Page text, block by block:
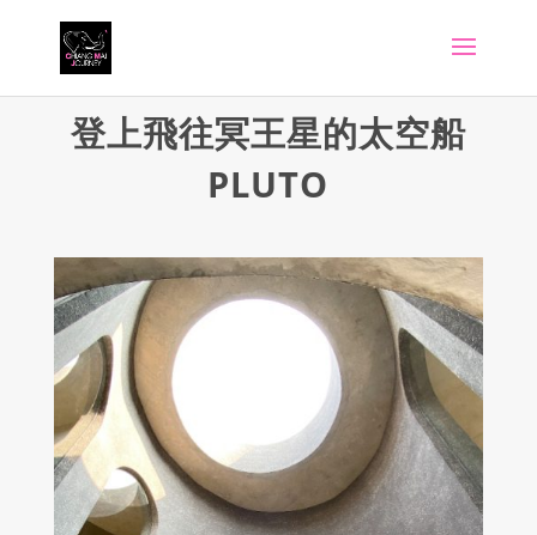
登上飛往冥王星的太空船
PLUTO